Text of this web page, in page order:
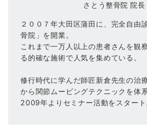
さとう整骨院 院長
２００７年大田区蒲田に、完全自由
骨院」を開業。
これまで一万人以上の患者さんを観
る的確な施術で人気を集めている。
修行時代に学んだ師匠新倉先生の治
から関節ムービングテクニックを体
2009年よりセミナー活動をスタート